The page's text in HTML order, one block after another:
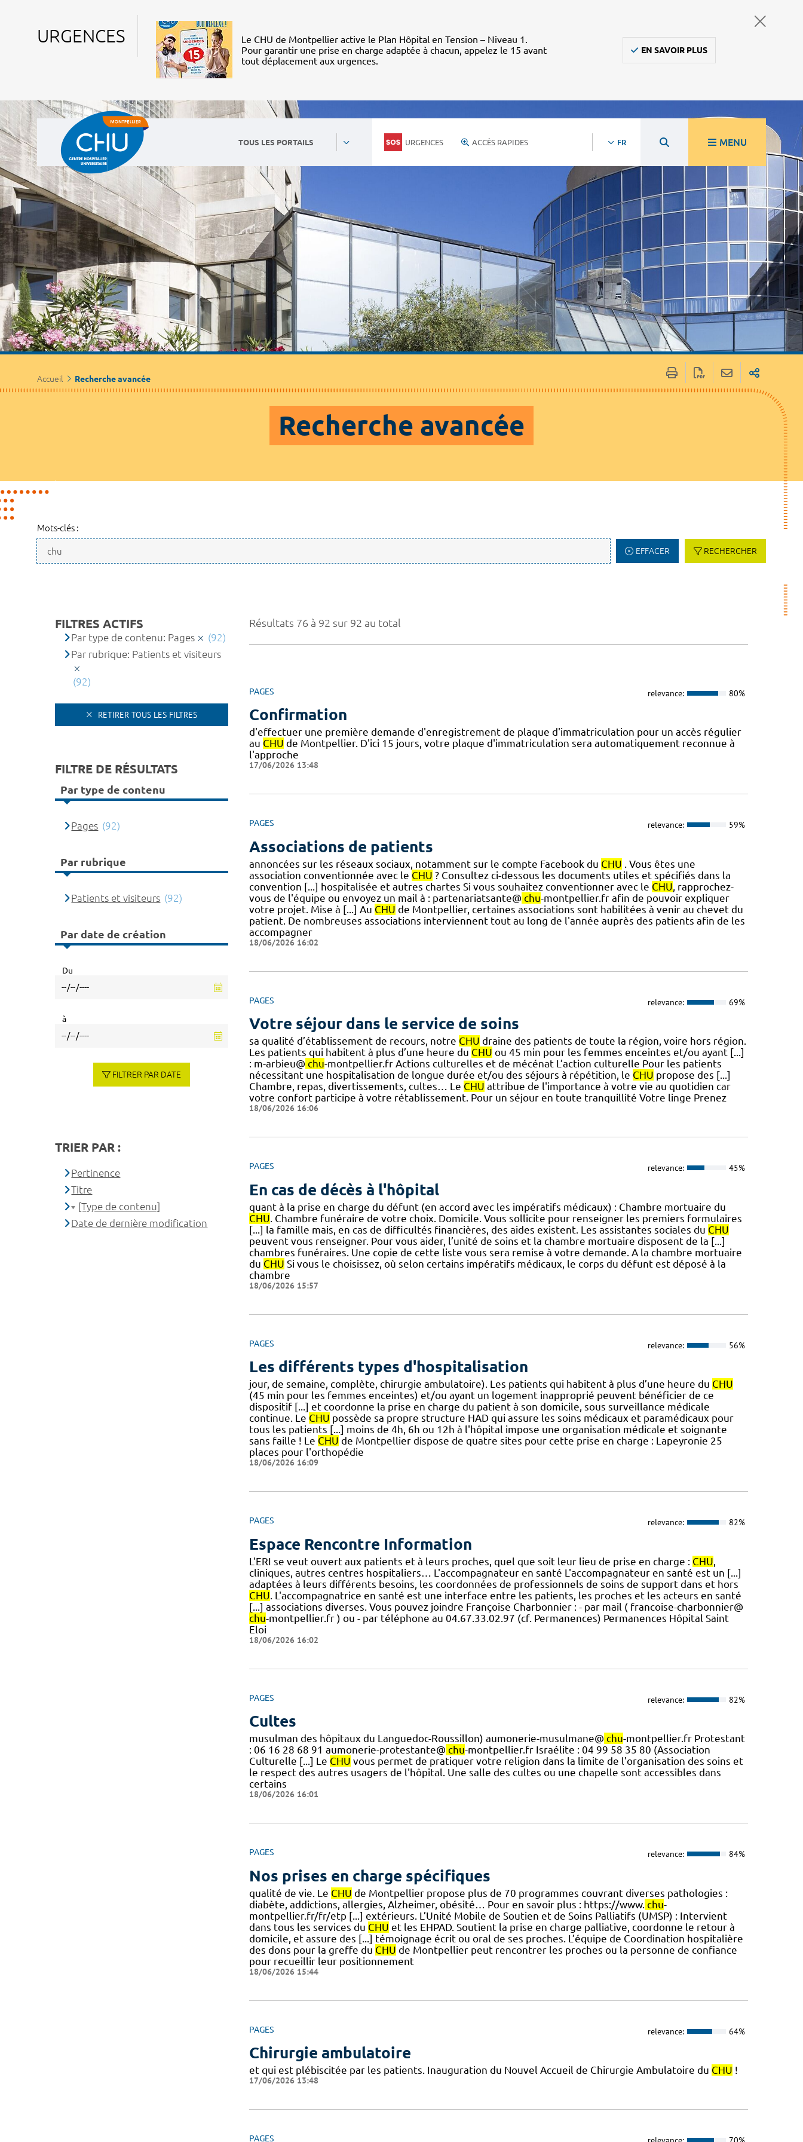
URGENCES
Le CHU de Montpellier active le Plan Hôpital en Tension – Niveau 1.
Pour garantir une prise en charge adaptée à chacun, appelez le 15 avant
tout déplacement aux urgences.
EN SAVOIR PLUS
TOUS LES PORTAILS URGENCES ACCÈS RAPIDES FR MENU
Accueil Recherche avancée
Recherche avancée
Mots-clés :
EFFACER RECHERCHER
Résultats 76 à 92 sur 92 au total
PAGES relevance: 80%
Confirmation
d'effectuer une première demande d'enregistrement de plaque d'immatriculation pour un accès régulier
au CHU de Montpellier. D'ici 15 jours, votre plaque d'immatriculation sera automatiquement reconnue à
l'approche
17/06/2026 13:48
PAGES relevance: 59%
Associations de patients
annoncées sur les réseaux sociaux, notamment sur le compte Facebook du CHU . Vous êtes une
association conventionnée avec le CHU ? Consultez ci-dessous les documents utiles et spécifiés dans la
convention [...] hospitalisée et autres chartes Si vous souhaitez conventionner avec le CHU, rapprochez-
vous de l'équipe ou envoyez un mail à : partenariatsante@ chu-montpellier.fr afin de pouvoir expliquer
votre projet. Mise à [...] Au CHU de Montpellier, certaines associations sont habilitées à venir au chevet du
patient. De nombreuses associations interviennent tout au long de l'année auprès des patients afin de les
accompagner
18/06/2026 16:02
PAGES relevance: 69%
Votre séjour dans le service de soins
sa qualité d’établissement de recours, notre CHU draine des patients de toute la région, voire hors région.
Les patients qui habitent à plus d’une heure du CHU ou 45 min pour les femmes enceintes et/ou ayant [...]
: m-arbieu@ chu-montpellier.fr Actions culturelles et de mécénat L’action culturelle Pour les patients
nécessitant une hospitalisation de longue durée et/ou des séjours à répétition, le CHU propose des [...]
Chambre, repas, divertissements, cultes… Le CHU attribue de l'importance à votre vie au quotidien car
votre confort participe à votre rétablissement. Pour un séjour en toute tranquillité Votre linge Prenez
18/06/2026 16:06
PAGES relevance: 45%
En cas de décès à l'hôpital
quant à la prise en charge du défunt (en accord avec les impératifs médicaux) : Chambre mortuaire du
CHU. Chambre funéraire de votre choix. Domicile. Vous sollicite pour renseigner les premiers formulaires
[...] la famille mais, en cas de difficultés financières, des aides existent. Les assistantes sociales du CHU
peuvent vous renseigner. Pour vous aider, l’unité de soins et la chambre mortuaire disposent de la [...]
chambres funéraires. Une copie de cette liste vous sera remise à votre demande. A la chambre mortuaire
du CHU Si vous le choisissez, où selon certains impératifs médicaux, le corps du défunt est déposé à la
chambre
18/06/2026 15:57
PAGES relevance: 56%
Les différents types d'hospitalisation
jour, de semaine, complète, chirurgie ambulatoire). Les patients qui habitent à plus d’une heure du CHU
(45 min pour les femmes enceintes) et/ou ayant un logement inapproprié peuvent bénéficier de ce
dispositif [...] et coordonne la prise en charge du patient à son domicile, sous surveillance médicale
continue. Le CHU possède sa propre structure HAD qui assure les soins médicaux et paramédicaux pour
tous les patients [...] moins de 4h, 6h ou 12h à l'hôpital impose une organisation médicale et soignante
sans faille ! Le CHU de Montpellier dispose de quatre sites pour cette prise en charge : Lapeyronie 25
places pour l'orthopédie
18/06/2026 16:09
PAGES relevance: 82%
Espace Rencontre Information
L'ERI se veut ouvert aux patients et à leurs proches, quel que soit leur lieu de prise en charge : CHU,
cliniques, autres centres hospitaliers… L'accompagnateur en santé L'accompagnateur en santé est un [...]
adaptées à leurs différents besoins, les coordonnées de professionnels de soins de support dans et hors
CHU. L'accompagnatrice en santé est une interface entre les patients, les proches et les acteurs en santé
[...] associations diverses. Vous pouvez joindre Françoise Charbonnier : - par mail ( francoise-charbonnier@
chu-montpellier.fr ) ou - par téléphone au 04.67.33.02.97 (cf. Permanences) Permanences Hôpital Saint
Eloi
18/06/2026 16:02
PAGES relevance: 82%
Cultes
musulman des hôpitaux du Languedoc-Roussillon) aumonerie-musulmane@ chu-montpellier.fr Protestant
: 06 16 28 68 91 aumonerie-protestante@ chu-montpellier.fr Israélite : 04 99 58 35 80 (Association
Culturelle [...] Le CHU vous permet de pratiquer votre religion dans la limite de l'organisation des soins et
le respect des autres usagers de l'hôpital. Une salle des cultes ou une chapelle sont accessibles dans
certains
18/06/2026 16:01
PAGES relevance: 84%
Nos prises en charge spécifiques
qualité de vie. Le CHU de Montpellier propose plus de 70 programmes couvrant diverses pathologies :
diabète, addictions, allergies, Alzheimer, obésité… Pour en savoir plus : https://www. chu-
montpellier.fr/fr/etp [...] extérieurs. L’Unité Mobile de Soutien et de Soins Palliatifs (UMSP) : Intervient
dans tous les services du CHU et les EHPAD. Soutient la prise en charge palliative, coordonne le retour à
domicile, et assure des [...] témoignage écrit ou oral de ses proches. L’équipe de Coordination hospitalière
des dons pour la greffe du CHU de Montpellier peut rencontrer les proches ou la personne de confiance
pour recueillir leur positionnement
18/06/2026 15:44
PAGES relevance: 64%
Chirurgie ambulatoire
et qui est plébiscitée par les patients. Inauguration du Nouvel Accueil de Chirurgie Ambulatoire du CHU !
17/06/2026 13:48
PAGES
FILTRES ACTIFS
Par type de contenu: Pages
(92)
Par rubrique: Patients et visiteurs
(92)
RETIRER TOUS LES FILTRES
FILTRE DE RÉSULTATS
Par type de contenu
Pages (92)
Par rubrique
Patients et visiteurs (92)
Par date de création
Du
à
FILTRER PAR DATE
TRIER PAR :
Pertinence
Titre
[Type de contenu]
Date de dernière modification